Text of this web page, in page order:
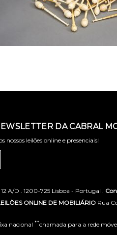
DA CABRAL
nossos leilões online e presenciais!
A/D . 1200-725 Lisboa - Portugal .
ONLINE DE MOBILIÁRIO Rua
nacional **chamada para a rede